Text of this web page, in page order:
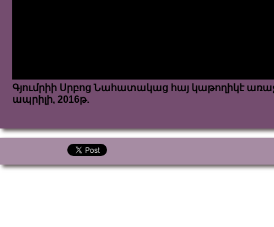
Գյումրիի Սրբոց Նահատակաց հայ կաթողիկէ
ապրիլի, 2016թ.